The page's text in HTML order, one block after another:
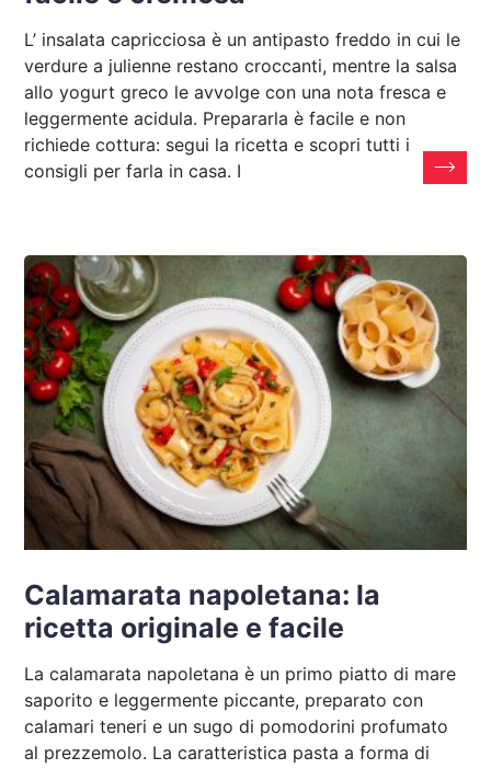
L’ insalata capricciosa è un antipasto freddo in cui le
verdure a julienne restano croccanti, mentre la salsa
allo yogurt greco le avvolge con una nota fresca e
leggermente acidula. Prepararla è facile e non
richiede cottura: segui la ricetta e scopri tutti i
consigli per farla in casa. I
Calamarata napoletana: la
ricetta originale e facile
La calamarata napoletana è un primo piatto di mare
saporito e leggermente piccante, preparato con
calamari teneri e un sugo di pomodorini profumato
al prezzemolo. La caratteristica pasta a forma di